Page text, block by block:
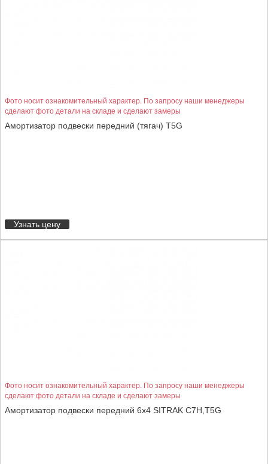
Фото носит ознакомительный характер. По запросу наши менеджеры
сделают фото детали на складе и сделают замеры
Амортизатор подвески передний (тягач) T5G
Узнать цену
Фото носит ознакомительный характер. По запросу наши менеджеры
сделают фото детали на складе и сделают замеры
Амортизатор подвески передний 6x4 SITRAK C7H,T5G